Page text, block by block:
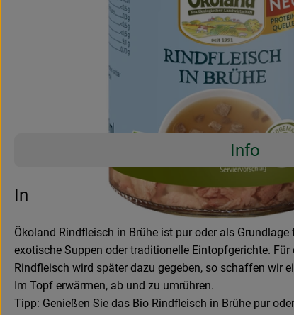
Info
Entdecke passende Rezepte
Es
Info
Ökoland Rindfleisch in Brühe ist pur oder als
exotische Suppen oder traditionelle Eintopfgerichte.
Rindfleisch wird später dazu gegeben, so schaffen wir
Im Topf erwärmen, ab und zu umrühren.
Tipp: Genießen Sie das Bio Rindfleisch in Brühe pur